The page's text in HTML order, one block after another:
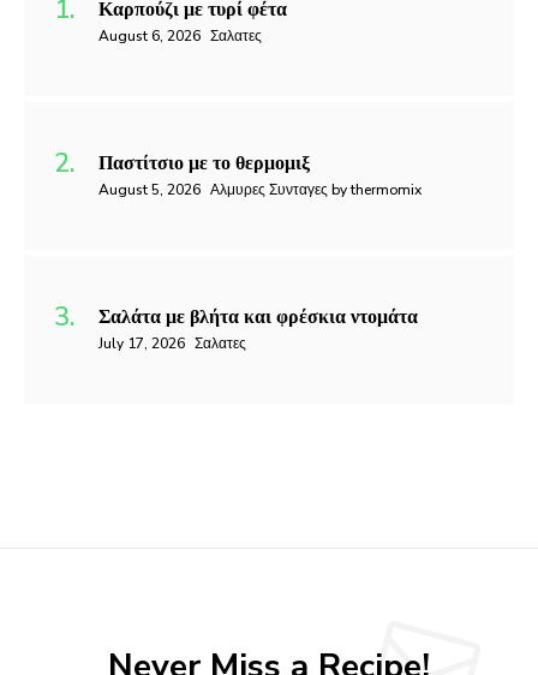
Καρπούζι με τυρί φέτα
August 6, 2026 Σαλατες
Παστίτσιο με το θερμομιξ
August 5, 2026 Αλμυρες Συνταγες by thermomix
Σαλάτα με βλήτα και φρέσκια ντομάτα
July 17, 2026 Σαλατες